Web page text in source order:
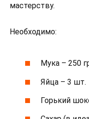
мастерству.
Необходимо:
Мука – 250
Яйца – 3 шт.
Горький